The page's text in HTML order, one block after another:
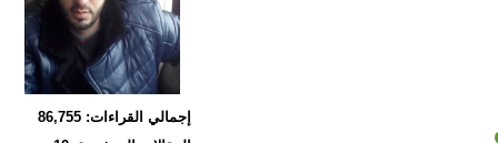
إجمالي القراءات: 86,755